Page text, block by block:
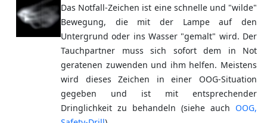
Das Notfall-Zeichen ist eine schnelle und "wilde"
Bewegung, die mit der Lampe auf den
Untergrund oder ins Wasser "gemalt" wird. Der
Tauchpartner muss sich sofort dem in Not
geratenen zuwenden und ihm helfen. Meistens
wird dieses Zeichen in einer OOG-Situation
gegeben und ist mit entsprechender
Dringlichkeit zu behandeln (siehe auch OOG,